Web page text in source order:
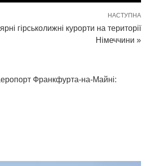
НАСТУПНА
гірськолижні курорти на території
Німеччини »
Франкфурта-на-Майні: